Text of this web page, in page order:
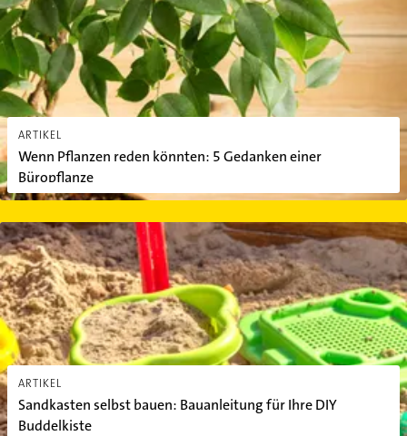
ARTIKEL
Wenn Pflanzen reden könnten: 5 Gedanken einer
Büropflanze
ARTIKEL
Sandkasten selbst bauen: Bauanleitung für Ihre DIY
Buddelkiste
Sandkasten selbst bauen: Bauanleitung für Ihre DIY Buddelkiste